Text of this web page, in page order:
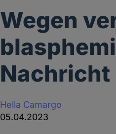
Wegen
Nachricht
Hella Camargo
05.04.2023